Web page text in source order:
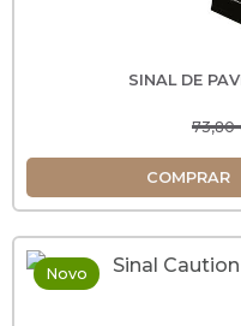
SINAL DE
73,80
COMPRAR
Novo